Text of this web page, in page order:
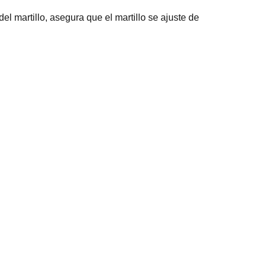
martillo, asegura que el martillo se ajuste de